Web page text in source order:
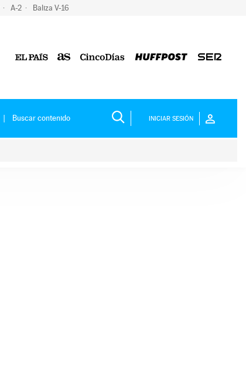
A-2 Baliza V-16
INICIAR SESIÓN